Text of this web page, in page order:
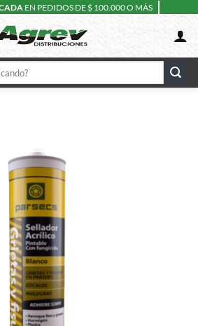
EN PEDIDOS DE $ 100.000 O MÁS